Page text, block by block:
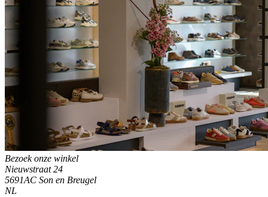
Bezoek onze winkel
Nieuwstraat 24
5691AC Son en Breugel
NL